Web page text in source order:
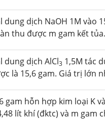
dung dịch NaOH 1M vào
thu được m gam kết
dung dịch AlCl3 1,5M tác
là 15,6 gam. Giá trị lớn
gam hỗn hợp kim loại K
lít khí (đktc) và m gam